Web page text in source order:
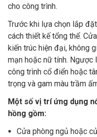
cho công trình.
Trước khi lựa chọn lắp
cách thiết kế tổng thể.
kiến trúc hiện đại, không
mạn hoặc nữ tính. Ngược
công trình cổ điển hoặc
trọng và gam màu trầm
Một số vị trí ứng dụng
hồng gồm:
Cửa phòng ngủ hoặc